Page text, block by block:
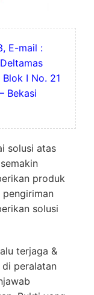
E-mail :
I No. 21
Bekasi
solusi atas
produk
solusi
terjaga &
peralatan